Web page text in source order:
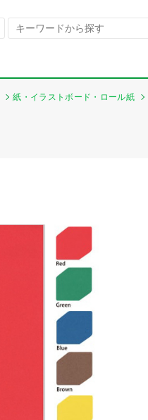
紙・イラストボード・ロール紙